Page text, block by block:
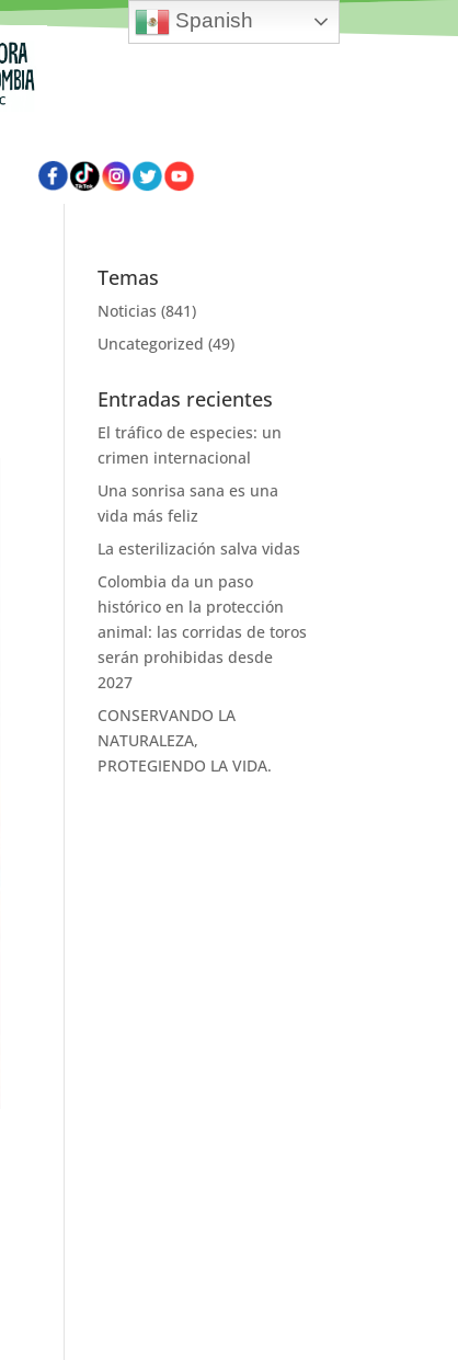
Temas
Noticias (841)
Uncategorized (49)
Entradas recientes
El tráfico de especies: un
crimen internacional
Una sonrisa sana es una
vida más feliz
La esterilización salva vidas
Colombia da un paso
histórico en la protección
animal: las corridas de toros
serán prohibidas desde
2027
CONSERVANDO LA
NATURALEZA,
PROTEGIENDO LA VIDA.
Spanish